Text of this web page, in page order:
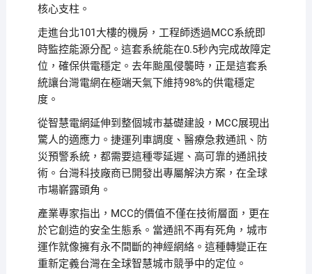
核心支柱。
走進台北101大樓的機房，工程師透過MCC系統即
時監控能源分配。這套系統能在0.5秒內完成故障定
位，確保供電穩定。去年颱風侵襲時，正是這套系
統讓台灣電網在極端天氣下維持98%的供電穩定
度。
從智慧電網延伸到整個城市基礎建設，MCC展現出
驚人的適應力。捷運列車調度、醫療急救通訊、防
災預警系統，都需要這種零延遲、高可靠的通訊技
術。台灣科技廠商已開發出專屬解決方案，在全球
市場嶄露頭角。
產業專家指出，MCC的價值不僅在技術層面，更在
於它創造的安全生態系。當通訊不再有死角，城市
運作就像擁有永不間斷的神經網絡。這種轉變正在
重新定義台灣在全球智慧城市競爭中的定位。